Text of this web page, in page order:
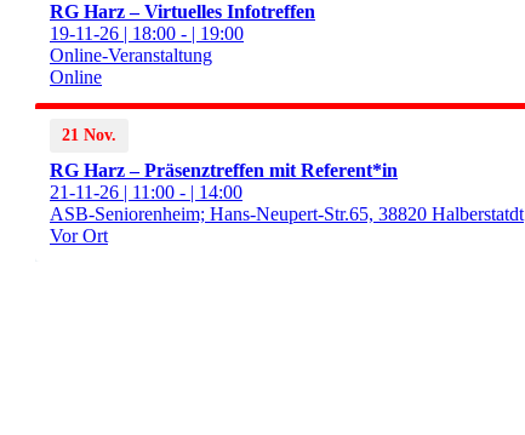
RG Harz – Virtuelles Infotreffen
19-11-26 | 18:00 - | 19:00
Online-Veranstaltung
Online
21 Nov.
RG Harz – Präsenztreffen mit Referent*in
21-11-26 | 11:00 - | 14:00
ASB-Seniorenheim; Hans-Neupert-Str.65, 38820 Halberstatdt
Vor Ort